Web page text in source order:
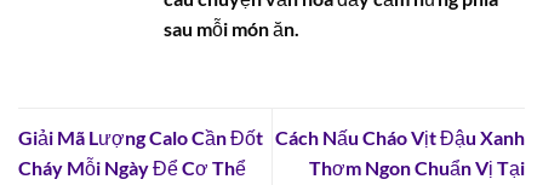
sau mỗi món ăn.
Giải Mã Lượng Calo Cần Đốt
Cháy Mỗi Ngày Để Cơ Thể
Cách Nấu Cháo Vịt Đậu Xanh
Thơm Ngon Chuẩn Vị Tại